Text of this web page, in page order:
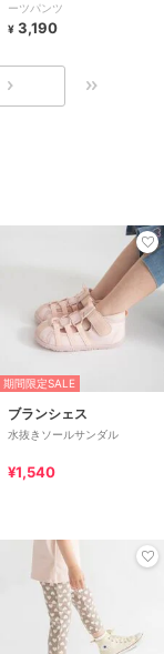
ーツパンツ
¥ 3,190
期間限定SALE
ブランシェス
水抜きソールサンダル
¥1,540